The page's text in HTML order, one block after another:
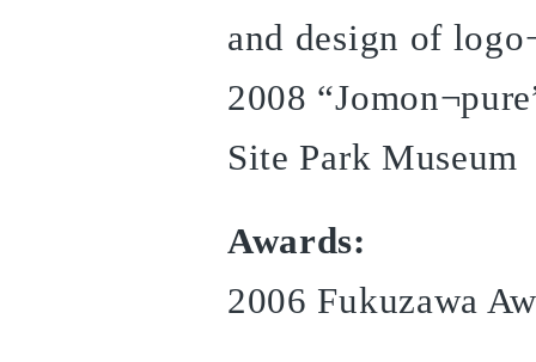
and design of
2008
Site Park Museum
Awards:
2006 Fukuzawa